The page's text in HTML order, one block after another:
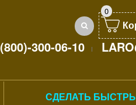
0
300-06-10
СДЕЛАТЬ